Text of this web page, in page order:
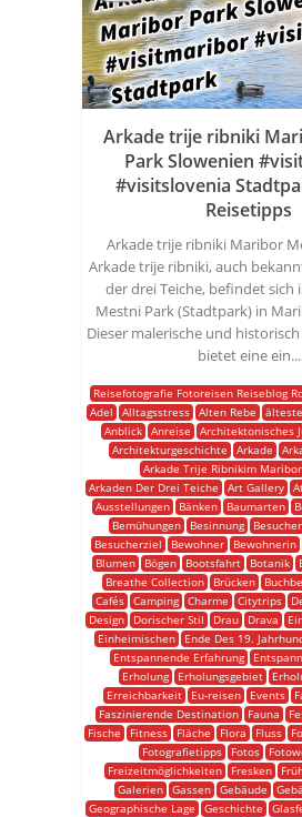
Arkade trije ribniki
Park Slowenien
#visitslovenia
Reisetipps
Arkade trije ribniki Maribor
Arkade trije ribniki, auch
der drei Teiche, befindet sich
Mestni Park (Stadtpark) in
Dieser malerische und
bietet eine ein...
Reisefotografie Fotoreisen Reiseblog
Adel
Alltagsstress Alten Rebe
Anblick
Anreise Architektonisches
Architekturgeschichte
Arkade
Arkade Trije Ribnikim Maribor
Arkaden Der Drei Teiche
Art Gallery
Ausstellungen
Bänken Baumarten
Bemühungen
Besinnung Besucher
Besucherziel
Bewohner Bewohnerin
Blumen
Bögen Bootsfahrt Botanik
Breathe Collection
Brücken
Cafés Camping Charme Citytrips
Design
Dorischer Stil Drau Drava
Einheimischen
Ende Des 19.
Entspannende Erfahrung
Erholung
Erholungsgebiet
Erreichbarkeit
Eu-reisen Events
Faszinierende Destination
Fauna
Fische
Fitness Fläche Flora Fluss
Fotografietipps
Fotos
Freizeitmöglichkeiten
Fresken
Galerien Gassen Gebäude
Geographische Lage
Geschichte